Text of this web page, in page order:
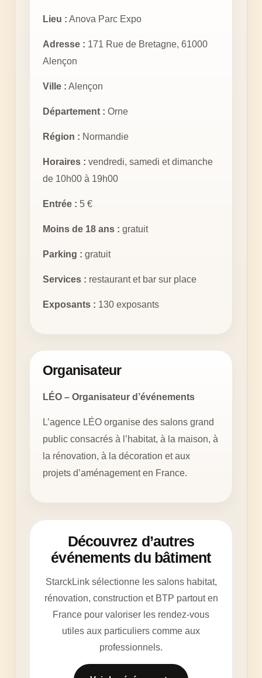
Lieu : Anova Parc Expo
Adresse : 171 Rue de Bretagne, 61000
Alençon
Ville : Alençon
Département : Orne
Région : Normandie
Horaires : vendredi, samedi et dimanche
de 10h00 à 19h00
Entrée : 5 €
Moins de 18 ans : gratuit
Parking : gratuit
Services : restaurant et bar sur place
Exposants : 130 exposants
Organisateur
LÉO – Organisateur d’événements
L’agence LÉO organise des salons grand
public consacrés à l’habitat, à la maison, à
la rénovation, à la décoration et aux
projets d’aménagement en France.
Découvrez d’autres
événements du bâtiment
StarckLink sélectionne les salons habitat,
rénovation, construction et BTP partout en
France pour valoriser les rendez-vous
utiles aux particuliers comme aux
professionnels.